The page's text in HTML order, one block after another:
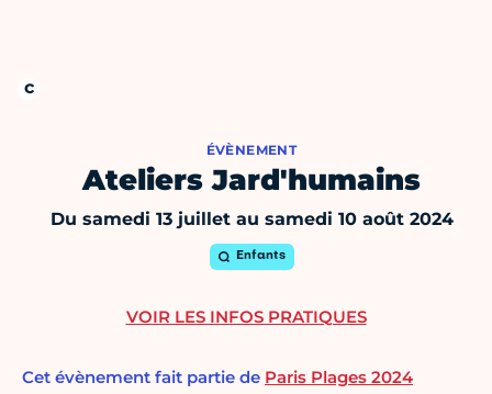
ÉVÈNEMENT
Ateliers Jard'humains
Du samedi 13 juillet au samedi 10 août 2024
Enfants
Cet évènement fait partie de Paris Plages 2024
VOIR LES INFOS PRATIQUES